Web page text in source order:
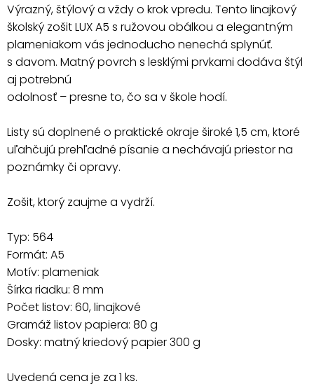
Výrazný, štýlový a vždy o krok vpredu. Tento linajkový
školský zošit LUX A5 s ružovou obálkou a elegantným
plameniakom vás jednoducho nenechá splynúť.
s davom. Matný povrch s lesklými prvkami dodáva štýl
aj potrebnú
odolnosť – presne to, čo sa v škole hodí.
Listy sú doplnené o praktické okraje široké 1,5 cm, ktoré
uľahčujú prehľadné písanie a nechávajú priestor na
poznámky či opravy.
Zošit, ktorý zaujme a vydrží.
Typ: 564
Formát: A5
Motív: plameniak
Šírka riadku: 8 mm
Počet listov: 60, linajkové
Gramáž listov papiera: 80 g
Dosky: matný kriedový papier 300 g
Uvedená cena je za 1 ks.